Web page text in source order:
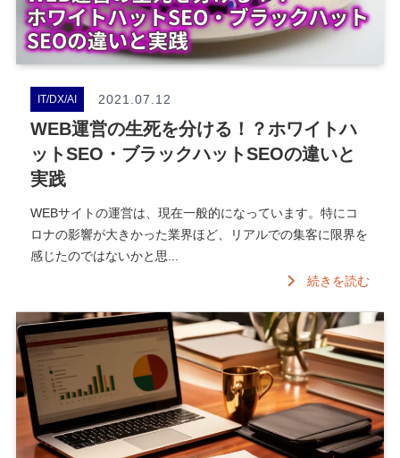
IT/DX/AI 2021.07.12
WEB運営の生死を分ける！？ホワイトハ
ットSEO・ブラックハットSEOの違いと
実践
WEBサイトの運営は、現在一般的になっています。特にコ
ロナの影響が大きかった業界ほど、リアルでの集客に限界を
感じたのではないかと思...
続きを読む